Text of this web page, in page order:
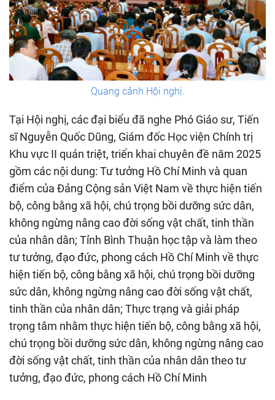
Quang cảnh Hội nghị.
Tại Hội nghị, các đại biểu đã nghe Phó Giáo sư, Tiến
sĩ Nguyễn Quốc Dũng, Giám đốc Học viện Chính trị
Khu vực II quán triệt, triển khai chuyên đề năm 2025
gồm các nội dung: Tư tưởng Hồ Chí Minh và quan
điểm của Đảng Cộng sản Việt Nam về thực hiện tiến
bộ, công bằng xã hội, chú trọng bồi dưỡng sức dân,
không ngừng nâng cao đời sống vật chất, tinh thần
của nhân dân; Tỉnh Bình Thuận học tập và làm theo
tư tưởng, đạo đức, phong cách Hồ Chí Minh về thực
hiện tiến bộ, công bằng xã hội, chú trọng bồi dưỡng
sức dân, không ngừng nâng cao đời sống vật chất,
tinh thần của nhân dân; Thực trạng và giải pháp
trọng tâm nhằm thực hiện tiến bộ, công bằng xã hội,
chú trọng bồi dưỡng sức dân, không ngừng nâng cao
đời sống vật chất, tinh thần của nhân dân theo tư
tưởng, đạo đức, phong cách Hồ Chí Minh